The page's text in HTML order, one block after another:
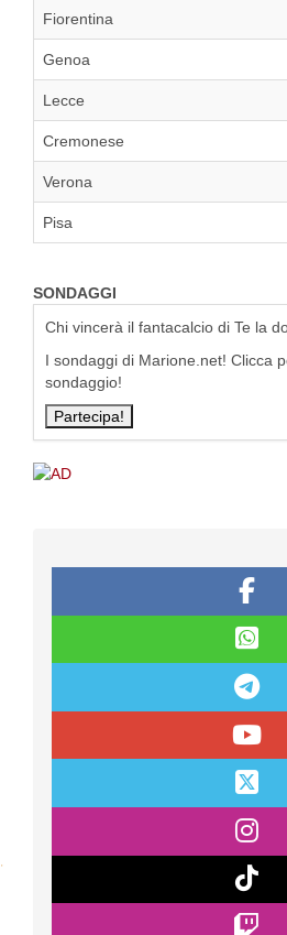
Fiorentina
Genoa
Lecce
Cremonese
Verona
Pisa
SONDAGGI
Chi vincerà il fantacalcio di Te la
I sondaggi di Marione.net! Clicca
sondaggio!